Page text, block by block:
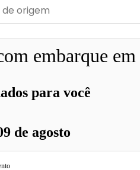
embarque em
para você
de agosto